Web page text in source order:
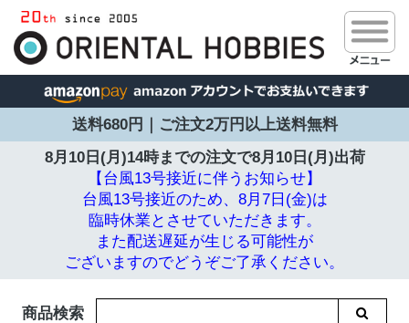
送料680円｜ご注文2万円以上送料無料
8月10日(月)14時までの注文で8月10日(月)出荷
【台風13号接近に伴うお知らせ】
台風13号接近のため、8月7日(金)は
臨時休業とさせていただきます。
また配送遅延が生じる可能性が
ございますのでどうぞご了承ください。
商品検索